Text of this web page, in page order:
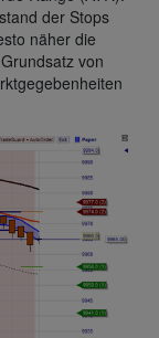
der Stops
näher die
von